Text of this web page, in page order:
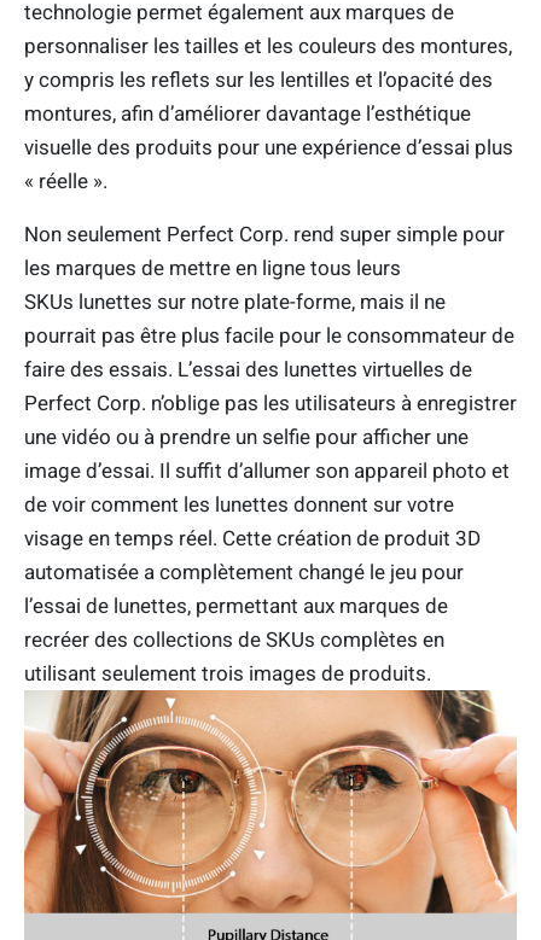
technologie permet également aux marques de
personnaliser les tailles et les couleurs des montures,
y compris les reflets sur les lentilles et l’opacité des
montures, afin d’améliorer davantage l’esthétique
visuelle des produits pour une expérience d’essai plus
« réelle ».
Non seulement Perfect Corp. rend super simple pour
les marques de mettre en ligne tous leurs
SKUs lunettes sur notre plate-forme, mais il ne
pourrait pas être plus facile pour le consommateur de
faire des essais. L’essai des lunettes virtuelles de
Perfect Corp. n’oblige pas les utilisateurs à enregistrer
une vidéo ou à prendre un selfie pour afficher une
image d’essai. Il suffit d’allumer son appareil photo et
de voir comment les lunettes donnent sur votre
visage en temps réel. Cette création de produit 3D
automatisée a complètement changé le jeu pour
l’essai de lunettes, permettant aux marques de
recréer des collections de SKUs complètes en
utilisant seulement trois images de produits.